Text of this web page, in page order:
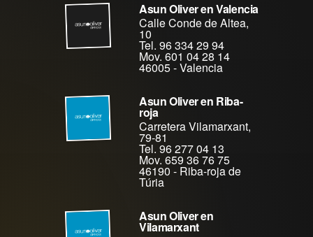
Asun Oliver en Valencia
Calle Conde de Altea,
10
Tel. 96 334 29 94
Mov. 601 04 28 14
46005-Valencia
Asun Oliver en Riba-
roja
Carretera Vilamarxant,
79-81
Tel. 96 277 04 13
Mov. 659 36 76 75
46190 - Riba-roja de
Túria
Asun Oliver en
Vilamarxant